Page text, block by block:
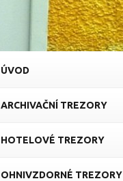
ÚVOD
ARCHIVAČNÍ TREZORY
HOTELOVÉ TREZORY
OHNIVZDORNÉ TREZORY